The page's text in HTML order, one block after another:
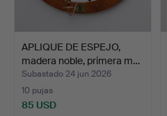
APLIQUE DE ESPEJO,
madera noble, primera m…
Subastado 24 jun 2026
10 pujas
85 USD